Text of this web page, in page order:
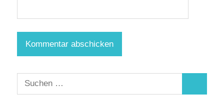
Suchen
nach: